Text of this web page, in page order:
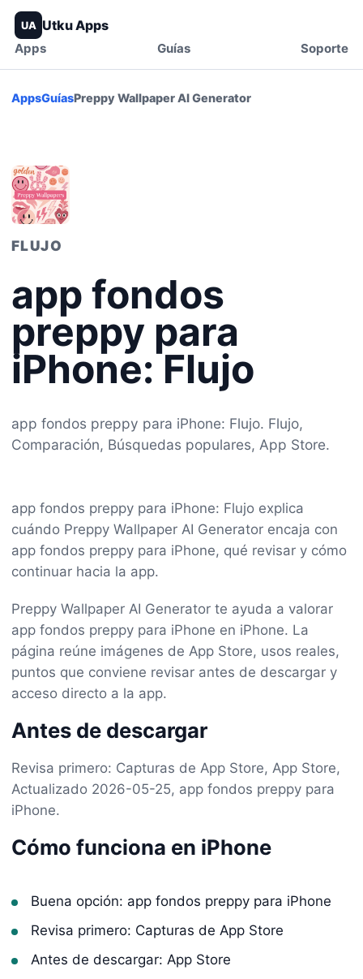
UA Utku Apps
Apps Guías Soporte
AppsGuíasPreppy Wallpaper AI Generator
FLUJO
app fondos
preppy para
iPhone: Flujo
app fondos preppy para iPhone: Flujo. Flujo,
Comparación, Búsquedas populares, App Store.
app fondos preppy para iPhone: Flujo explica
cuándo Preppy Wallpaper AI Generator encaja con
app fondos preppy para iPhone, qué revisar y cómo
continuar hacia la app.
Preppy Wallpaper AI Generator te ayuda a valorar
app fondos preppy para iPhone en iPhone. La
página reúne imágenes de App Store, usos reales,
puntos que conviene revisar antes de descargar y
acceso directo a la app.
Antes de descargar
Revisa primero: Capturas de App Store, App Store,
Actualizado 2026-05-25, app fondos preppy para
iPhone.
Cómo funciona en iPhone
Buena opción: app fondos preppy para iPhone
Revisa primero: Capturas de App Store
Antes de descargar: App Store